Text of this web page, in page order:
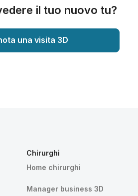
il tuo nuovo tu?
una visita 3D
Chirurghi
Home chirurghi
Manager business 3D